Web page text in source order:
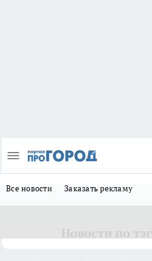
Все новости Заказать рекламу